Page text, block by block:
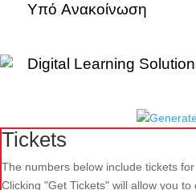
Yπό Aνακοίνωση
Digital Learning
Tickets
The numbers below include tickets
Clicking "Get Tickets" will allow you